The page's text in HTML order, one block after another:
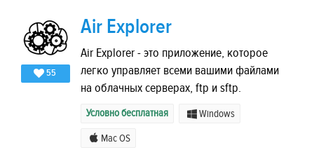
55
Air Explorer
Air Explorer - это приложение, которое
легко управляет всеми вашими файлами
на облачных серверах, ftp и sftp.
Условно бесплатная Windows
Mac OS